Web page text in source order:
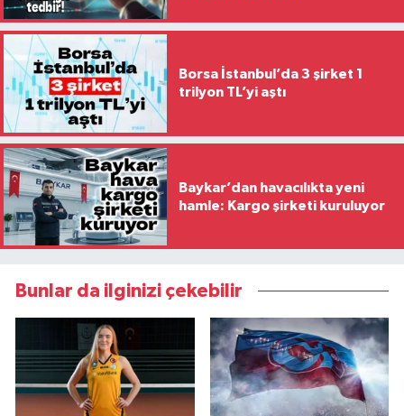
Borsa İstanbul’da 3 şirket 1
trilyon TL’yi aştı
Baykar’dan havacılıkta yeni
hamle: Kargo şirketi kuruluyor
Bunlar da ilginizi çekebilir